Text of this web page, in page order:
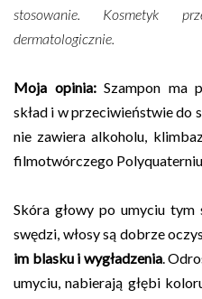
stosowanie. Kosmetyk
dermatologicznie.
Moja opinia:Szampon ma
skład i w przeciwieństwie do
nie zawiera alkoholu,
filmotwórczego
Skóra głowy po umyciu tym
swędzi, włosy są dobrze
im blasku i wygładzenia.
umyciu, nabierają głębi